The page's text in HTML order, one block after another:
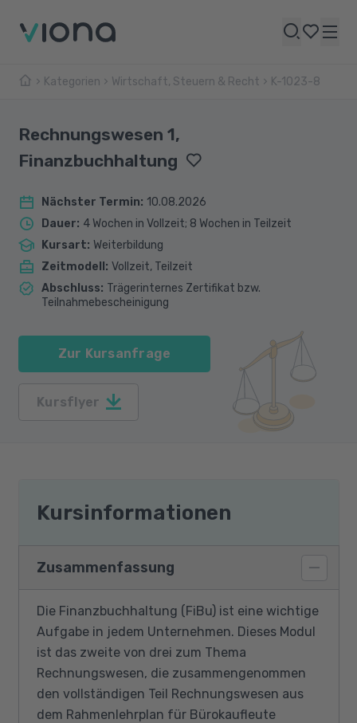
Kategorien Wirtschaft, Steuern & Recht K-1023-8
Rechnungswesen 1,
Finanzbuchhaltung
Nächster Termin: 10.08.2026
Dauer: 4 Wochen in Vollzeit; 8 Wochen in Teilzeit
Kursart: Weiterbildung
Zeitmodell : Vollzeit, Teilzeit
Abschluss: Trägerinternes Zertifikat bzw.
Teilnahmebescheinigung
Zur Kursanfrage
Kursflyer
Kursinformationen
Zusammenfassung
Die Finanzbuchhaltung (FiBu) ist eine wichtige
Aufgabe in jedem Unternehmen. Dieses Modul
ist das zweite von drei zum Thema
Rechnungswesen, die zusammengenommen
den vollständigen Teil Rechnungswesen aus
dem Rahmenlehrplan für Bürokaufleute